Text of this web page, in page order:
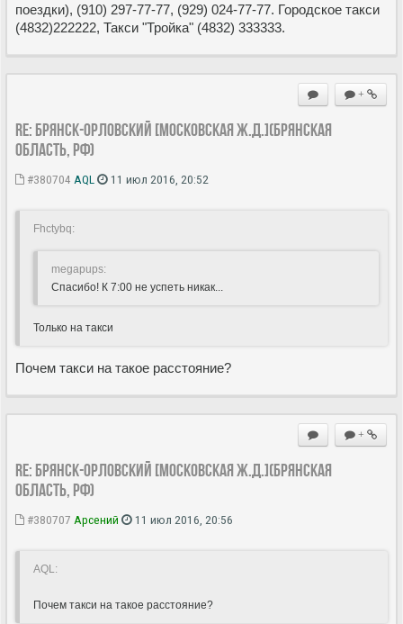
поездки), (910) 297-77-77, (929) 024-77-77. Городское такси
(4832)222222, Такси "Тройка" (4832) 333333.
+
Re: Брянск-Орловский [Московская ж.д.](Брянская
область, РФ)
#380704 AQL 11 июл 2016, 20:52
Fhctybq:
megapups:
Спасибо! К 7:00 не успеть никак...
Только на такси
Почем такси на такое расстояние?
+
Re: Брянск-Орловский [Московская ж.д.](Брянская
область, РФ)
#380707 Арсений 11 июл 2016, 20:56
AQL:
Почем такси на такое расстояние?